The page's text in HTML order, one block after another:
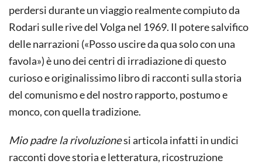
perdersi durante un viaggio realmente compiuto da
Rodari sulle rive del Volga nel 1969. Il potere salvifico
delle narrazioni («Posso uscire da qua solo con una
favola») è uno dei centri di irradiazione di questo
curioso e originalissimo libro di racconti sulla storia
del comunismo e del nostro rapporto, postumo e
monco, con quella tradizione.
Mio padre la rivoluzionesi articola infatti in undici
racconti dove storia e letteratura, ricostruzione